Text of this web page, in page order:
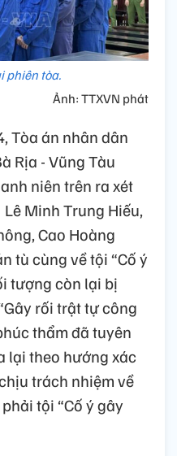
phiên tòa.
Ảnh: TTXVN phát
Tòa án nhân dân
Rịa - Vũng Tàu
niên trên ra xét
Minh Trung Hiếu,
Cao Hoàng
tù cùng về tội “Cố ý
tượng còn lại bị
rối trật tự công
thẩm đã tuyên
lại theo hướng xác
trách nhiệm về
tội “Cố ý gây